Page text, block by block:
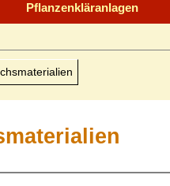
Pflanzenkläranlagen